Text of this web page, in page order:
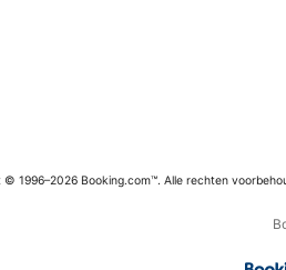
© 1996–2026 Booking.com™. Alle rechten